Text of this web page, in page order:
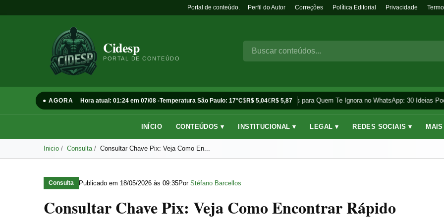
Portal de conteúdo. Perfil do Autor Correções Política Editorial Privacidade
Cidesp
PORTAL DE CONTEÚDO
● AGORA Hora atual: 01:24 em 07/08 -Temperatura São Paulo: 17°C$R$ 5,04€R$ 5,87
Frases para Quem Te Ignora no WhatsApp: 30 Ideias
INÍCIO CONTEÚDOS ▾ INSTITUCIONAL ▾ LEGAL ▾ REDES SOCIAIS ▾
Inicio Consulta Consultar Chave Pix: Veja Como En...
Consulta Publicado em 18/05/2026 às 09:35Por Stéfano Barcellos
Consultar Chave Pix: Veja Como Encontrar Rápido